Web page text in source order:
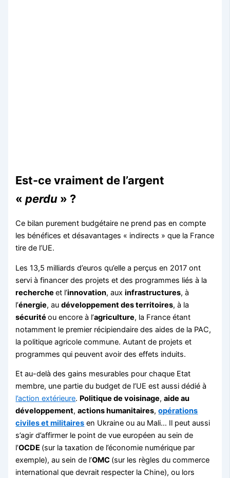
Est-ce vraiment de l’argent
«perdu » ?
Ce bilan purement budgétaire ne prend pas en compte
les bénéfices et désavantages « indirects » que la France
tire de l’UE.
Les 13,5 milliards d’euros qu’elle a perçus en 2017 ont
servi à financer des projets et des programmes liés à la
rechercheet l’innovation, auxinfrastructures, à
l’énergie, audéveloppement des territoires, à la
sécuritéou encore à l’agriculture, la France étant
notamment le premier récipiendaire des aides de la PAC,
la politique agricole commune. Autant de projets et
programmes qui peuvent avoir des effets induits.
Et au-delà des gains mesurables pour chaque Etat
membre, une partie du budget de l’UE est aussi dédié à
l’action extérieure. Politique de voisinage,aide au
développement,actions humanitaires,opérations
civiles et militaires en Ukraine ou au Mali… Il peut aussi
s’agir d’affirmer le point de vue européen au sein de
l’OCDE (sur la taxation de l’économie numérique par
exemple), au sein de l’OMC (sur les règles du commerce
international que devrait respecter la Chine), ou lors